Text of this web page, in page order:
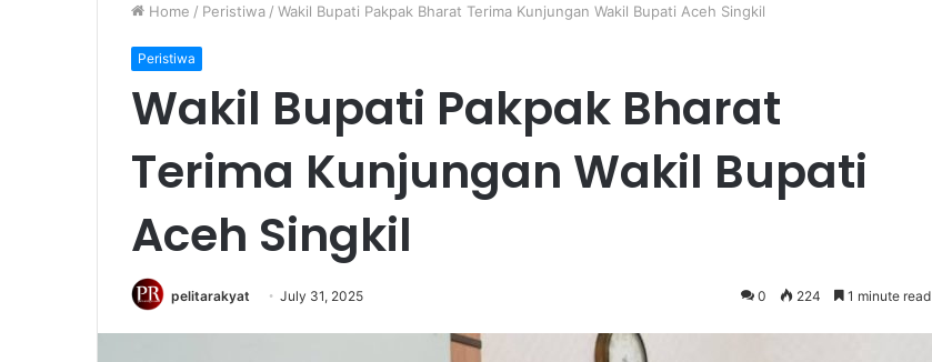
Home / Peristiwa / Wakil Bupati Pakpak Bharat Terima Kunjungan Wakil Bupati Aceh Singkil
Peristiwa
Wakil Bupati Pakpak Bharat
Terima Kunjungan Wakil Bupati
Aceh Singkil
pelitarakyat July 31, 2025 0 224 1 minute read